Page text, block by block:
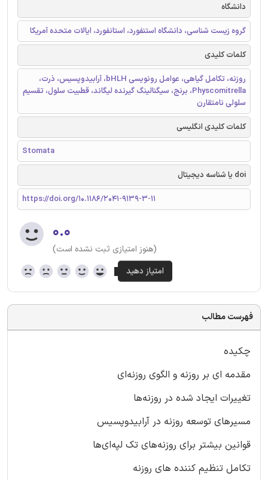
دانشگاه
گروه زیست شناسی، دانشگاه استنفورد، استانفورد، ایالات متحده آمریکا
کلمات کلیدی
روزنه، تکامل گیاهی، عوامل رونویسی bHLH، آرابیدوپسیس، ذرت،
Physcomitrella، برنج، سیگنالینگ گیرنده لیگاند، قطبیت سلول، تقسیم
سلولی نامتقارن
کلمات کلیدی انگلیسی
Stomata
doi یا شناسه دیجیتال
https://doi.org/10.1186/2041-9139-3-11
۰.۰
(هنوز امتیازی ثبت نشده است)
فهرست مطالب
چکیده
مقدمه ای بر روزنه و الگوی روزنه‌ای
تغییرات ایجاد شده در روزنه‌ها
مسیرهای توسعه روزنه در آرابیدوپسیس
قوانین بیشتر برای روزنه‌های تک لپه‌ای‌ها
تکامل تنظیم کننده های روزنه